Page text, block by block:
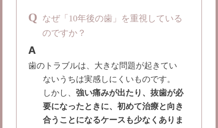
Q なぜ「10年後の歯」を重視している
のですか？
A
歯のトラブルは、大きな問題が起きてい
ないうちは実感しにくいものです。
しかし、強い痛みが出たり、抜歯が必
要になったときに、初めて治療と向き
合うことになるケースも少なくありま